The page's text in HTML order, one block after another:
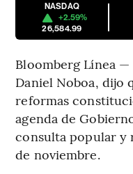
NASDAQ
+2.59%
26,584.99
Bloomberg Línea
Daniel Noboa, dijo
reformas
agenda de
consulta popular y
de noviembre.